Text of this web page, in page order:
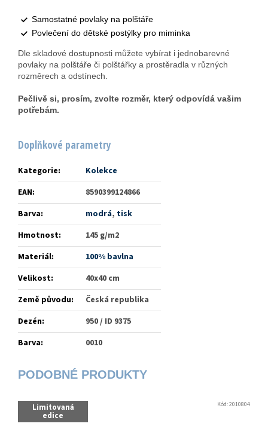
Samostatné povlaky na polštáře
Povlečení do dětské postýlky pro miminka
Dle skladové dostupnosti můžete vybírat i jednobarevné
povlaky na polštáře či polštářky a prostěradla v různých
rozměrech a odstínech.
Pečlivě si, prosím, zvolte rozměr, který odpovídá vašim
potřebám.
Doplňkové parametry
Kategorie:
Kolekce
EAN:
8590399124866
Barva: modrá, tisk
Hmotnost:
145 g/m2
Materiál:
100% bavlna
Velikost:
40x40 cm
Země původu:
Česká republika
Dezén:
950 / ID 9375
Barva: 0010
Limitovaná
edice
Kód:2010804